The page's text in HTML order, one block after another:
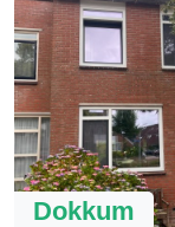
Dokkum